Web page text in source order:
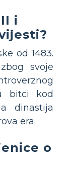
i
od 1483.
svoje
bitci kod
dinastija
era.
o